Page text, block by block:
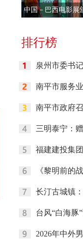
中国－巴西电影展
排行榜
泉州市委书
南平市服务
南平市政府
三明泰宁：
福建建投集
《黎明前的
长汀古城镇
台风“白海豚
2026年中外